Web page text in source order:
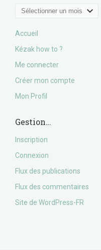
Archives
Accueil
Kézak how to ?
Me connecter
Créer mon compte
Mon Profil
Gestion…
Inscription
Connexion
Flux des publications
Flux des commentaires
Site de WordPress-FR